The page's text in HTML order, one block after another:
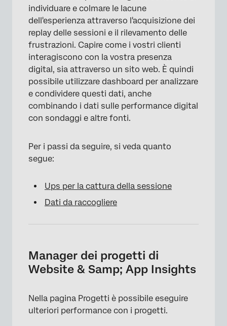
×
individuare e colmare le lacune
dell'esperienza attraverso l'acquisizione dei
replay delle sessioni e il rilevamento delle
frustrazioni. Capire come i vostri clienti
interagiscono con la vostra presenza
digital, sia attraverso un sito web. È quindi
possibile utilizzare dashboard per analizzare
e condividere questi dati, anche
combinando i dati sulle performance digital
con sondaggi e altre fonti.
Per i passi da seguire, si veda quanto
segue:
Ups per la cattura della sessione
Dati da raccogliere
Manager dei progetti di
Website & Samp; App Insights
Nella pagina Progetti è possibile eseguire
ulteriori performance con i progetti.